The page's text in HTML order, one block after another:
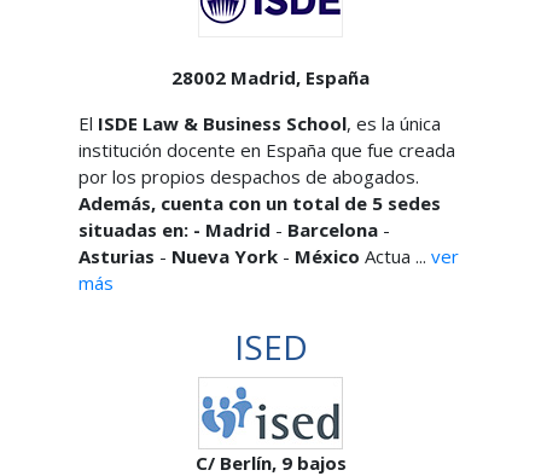
28002 Madrid, España
El ISDE Law & Business School, es la única
institución docente en España que fue creada
por los propios despachos de abogados.
Además, cuenta con un total de 5 sedes
situadas en: - Madrid - Barcelona -
Asturias - Nueva York - México Actua ... ver
más
ISED
C/ Berlín, 9 bajos